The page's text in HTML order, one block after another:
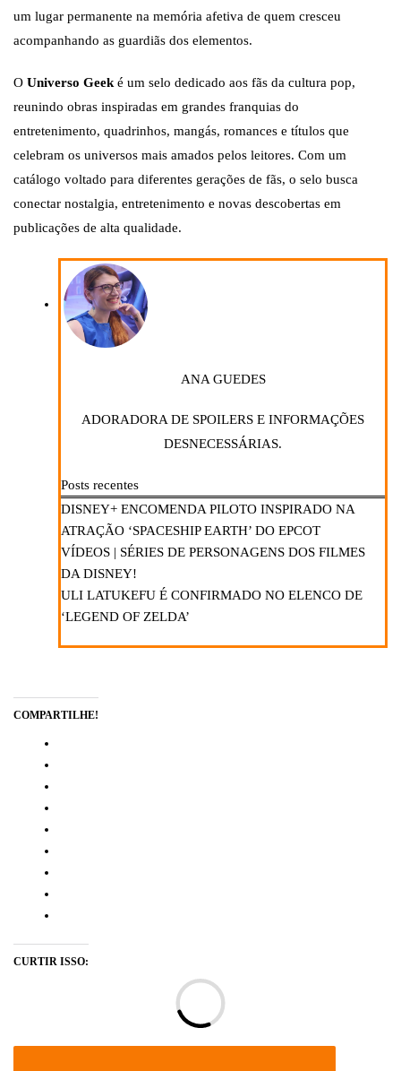
um lugar permanente na memória afetiva de quem cresceu
acompanhando as guardiãs dos elementos.
O Universo Geek é um selo dedicado aos fãs da cultura pop,
reunindo obras inspiradas em grandes franquias do
entretenimento, quadrinhos, mangás, romances e títulos que
celebram os universos mais amados pelos leitores. Com um
catálogo voltado para diferentes gerações de fãs, o selo busca
conectar nostalgia, entretenimento e novas descobertas em
publicações de alta qualidade.
ANA GUEDES
ADORADORA DE SPOILERS E INFORMAÇÕES
DESNECESSÁRIAS.
Posts recentes
DISNEY+ ENCOMENDA PILOTO INSPIRADO NA
ATRAÇÃO ‘SPACESHIP EARTH’ DO EPCOT
VÍDEOS | SÉRIES DE PERSONAGENS DOS FILMES
DA DISNEY!
ULI LATUKEFU É CONFIRMADO NO ELENCO DE
‘LEGEND OF ZELDA’
COMPARTILHE!
CURTIR ISSO: